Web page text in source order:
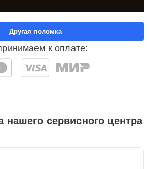
к оплате:
Другая поломка
нашего сервисного центра